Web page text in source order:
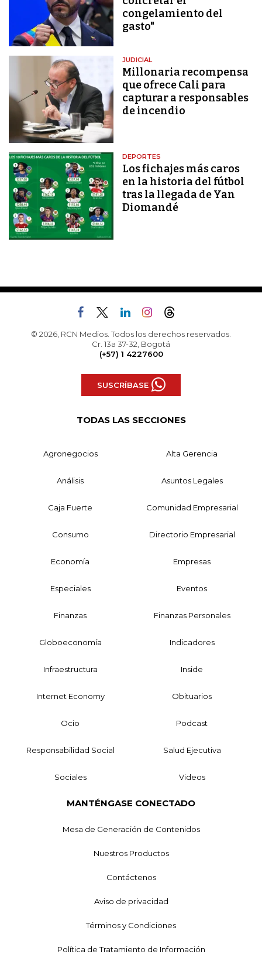
congelamiento del
gasto"
JUDICIAL
Millonaria recompensa
que ofrece Cali para
capturar a responsables
de incendio
DEPORTES
Los fichajes más caros
en la historia del fútbol
tras la llegada de Yan
Diomandé
© 2026, RCN Medios. Todos los derechos reservados.
Cr. 13a 37-32, Bogotá
(+57) 1 4227600
SUSCRÍBASE
TODAS LAS SECCIONES
Agronegocios Alta Gerencia
Análisis Asuntos Legales
Caja Fuerte Comunidad Empresarial
Consumo Directorio Empresarial
Economía Empresas
Especiales Eventos
Finanzas Finanzas Personales
Globoeconomía Indicadores
Infraestructura Inside
Internet Economy Obituarios
Ocio Podcast
Responsabilidad Social Salud Ejecutiva
Sociales Videos
MANTÉNGASE CONECTADO
Mesa de Generación de Contenidos
Nuestros Productos
Contáctenos
Aviso de privacidad
Términos y Condiciones
Política de Tratamiento de Información